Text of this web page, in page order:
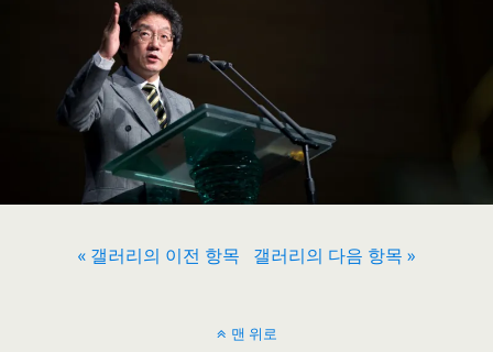
« 갤러리의 이전 항목 갤러리의 다음 항목 »
맨 위로